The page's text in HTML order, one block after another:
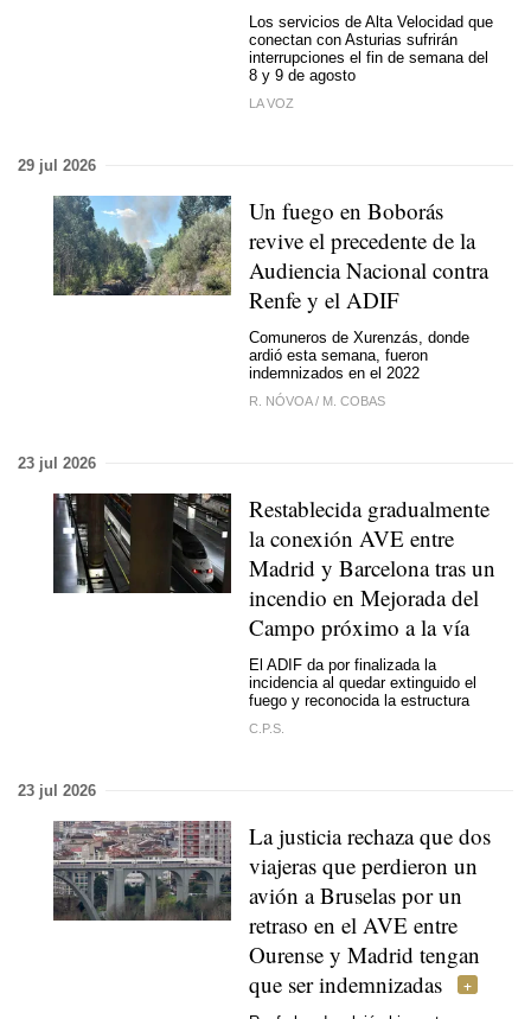
Los servicios de Alta Velocidad que
conectan con Asturias sufrirán
interrupciones el fin de semana del
8 y 9 de agosto
LA VOZ
29 jul 2026
Un fuego en Boborás
revive el precedente de la
Audiencia Nacional contra
Renfe y el ADIF
Comuneros de Xurenzás, donde
ardió esta semana, fueron
indemnizados en el 2022
R. NÓVOA/ M. COBAS
23 jul 2026
Restablecida gradualmente
la conexión AVE entre
Madrid y Barcelona tras un
incendio en Mejorada del
Campo próximo a la vía
El ADIF da por finalizada la
incidencia al quedar extinguido el
fuego y reconocida la estructura
C.P.S.
23 jul 2026
La justicia rechaza que dos
viajeras que perdieron un
avión a Bruselas por un
retraso en el AVE entre
Ourense y Madrid tengan
que ser indemnizadas